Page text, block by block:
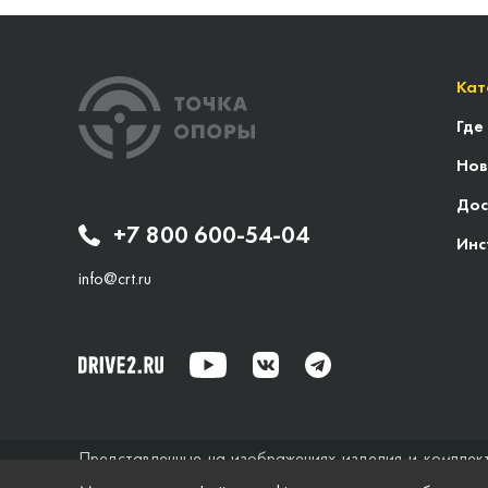
+7 800 600-54-04
info@crt.ru
Представленные на изображениях изделия и
исключительно справочный характер и ни при каких